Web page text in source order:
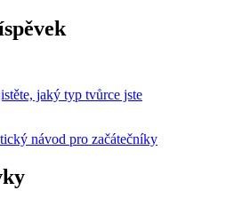
jaký typ tvůrce jste
návod pro začátečníky